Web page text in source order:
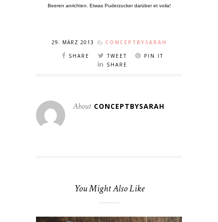
Beeren anrichten. Etwas Puderzucker darüber et voila!
29. MÄRZ 2013 By CONCEPTBYSARAH
SHARE
TWEET
PIN IT
SHARE
About CONCEPTBYSARAH
You Might Also Like